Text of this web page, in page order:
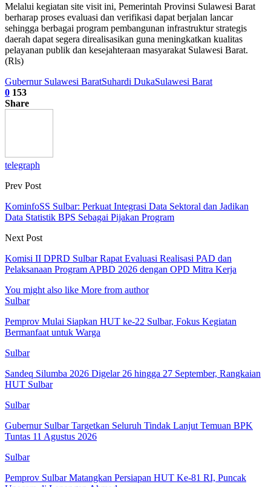
Melalui kegiatan site visit ini, Pemerintah Provinsi Sulawesi Barat
berharap proses evaluasi dan verifikasi dapat berjalan lancar
sehingga berbagai program pembangunan infrastruktur strategis
daerah dapat segera direalisasikan guna meningkatkan kualitas
pelayanan publik dan kesejahteraan masyarakat Sulawesi Barat.
(Rls)
Gubernur Sulawesi BaratSuhardi DukaSulawesi Barat
0 153
Share
telegraph
Prev Post
KominfoSS Sulbar: Perkuat Integrasi Data Sektoral dan Jadikan
Data Statistik BPS Sebagai Pijakan Program
Next Post
Komisi II DPRD Sulbar Rapat Evaluasi Realisasi PAD dan
Pelaksanaan Program APBD 2026 dengan OPD Mitra Kerja
You might also like More from author
Sulbar
Pemprov Mulai Siapkan HUT ke-22 Sulbar, Fokus Kegiatan
Bermanfaat untuk Warga
Sulbar
Sandeq Silumba 2026 Digelar 26 hingga 27 September, Rangkaian
HUT Sulbar
Sulbar
Gubernur Sulbar Targetkan Seluruh Tindak Lanjut Temuan BPK
Tuntas 11 Agustus 2026
Sulbar
Pemprov Sulbar Matangkan Persiapan HUT Ke-81 RI, Puncak